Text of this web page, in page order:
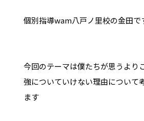
個別指導wam八戸ノ里校の金田で
今回のテーマは僕たちが思うより
強についていけない理由について
ます